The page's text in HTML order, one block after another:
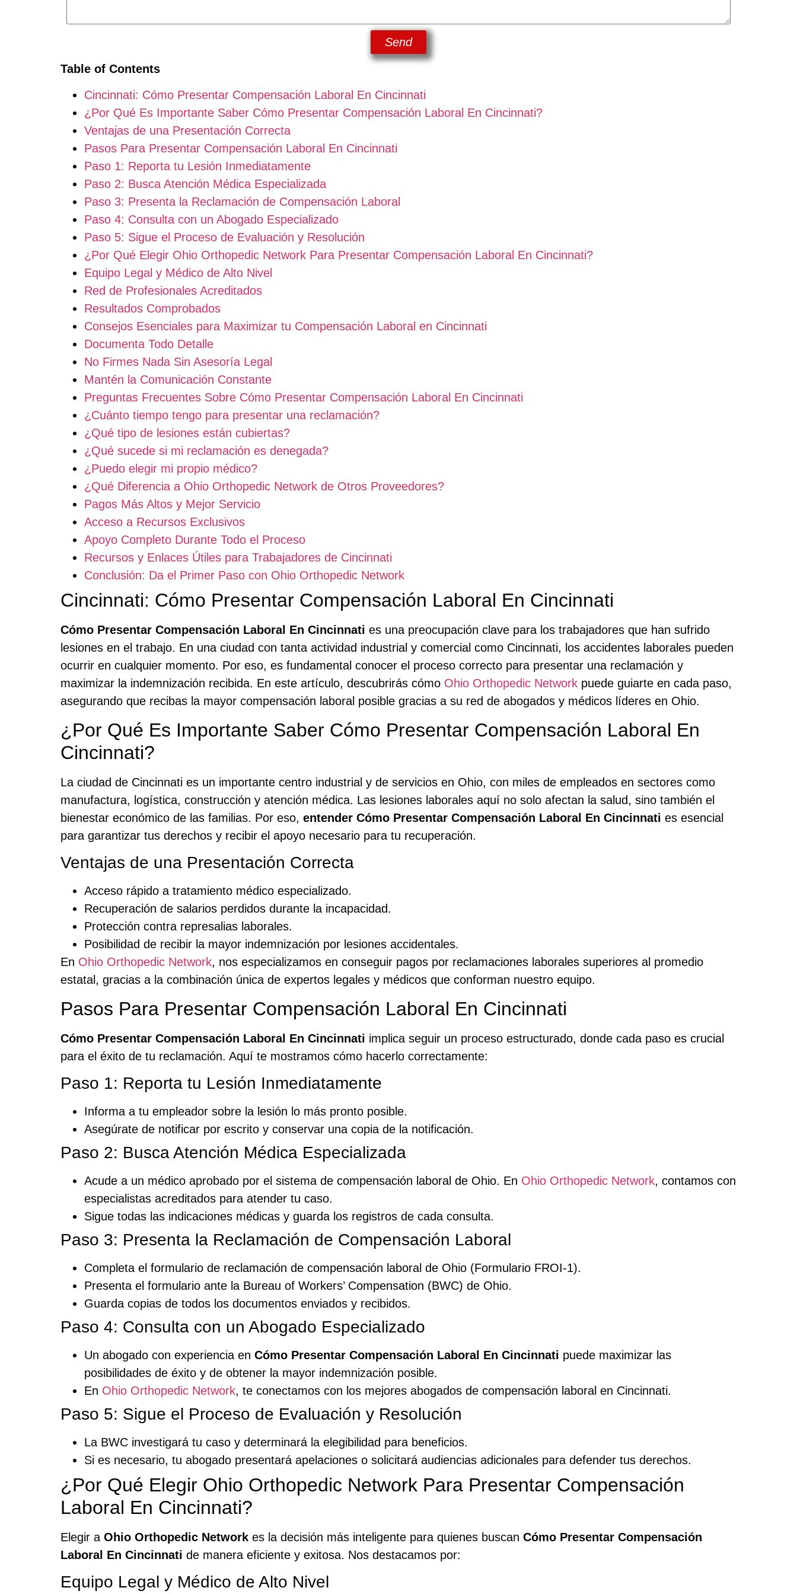
Send
Table of Contents
Cincinnati: Cómo Presentar Compensación Laboral En Cincinnati
¿Por Qué Es Importante Saber Cómo Presentar Compensación Laboral En Cincinnati?
Ventajas de una Presentación Correcta
Pasos Para Presentar Compensación Laboral En Cincinnati
Paso 1: Reporta tu Lesión Inmediatamente
Paso 2: Busca Atención Médica Especializada
Paso 3: Presenta la Reclamación de Compensación Laboral
Paso 4: Consulta con un Abogado Especializado
Paso 5: Sigue el Proceso de Evaluación y Resolución
¿Por Qué Elegir Ohio Orthopedic Network Para Presentar Compensación Laboral En Cincinnati?
Equipo Legal y Médico de Alto Nivel
Red de Profesionales Acreditados
Resultados Comprobados
Consejos Esenciales para Maximizar tu Compensación Laboral en Cincinnati
Documenta Todo Detalle
No Firmes Nada Sin Asesoría Legal
Mantén la Comunicación Constante
Preguntas Frecuentes Sobre Cómo Presentar Compensación Laboral En Cincinnati
¿Cuánto tiempo tengo para presentar una reclamación?
¿Qué tipo de lesiones están cubiertas?
¿Qué sucede si mi reclamación es denegada?
¿Puedo elegir mi propio médico?
¿Qué Diferencia a Ohio Orthopedic Network de Otros Proveedores?
Pagos Más Altos y Mejor Servicio
Acceso a Recursos Exclusivos
Apoyo Completo Durante Todo el Proceso
Recursos y Enlaces Útiles para Trabajadores de Cincinnati
Conclusión: Da el Primer Paso con Ohio Orthopedic Network
Cincinnati: Cómo Presentar Compensación Laboral En Cincinnati
Cómo Presentar Compensación Laboral En Cincinnati es una preocupación clave para los trabajadores que han sufrido
lesiones en el trabajo. En una ciudad con tanta actividad industrial y comercial como Cincinnati, los accidentes laborales pueden
ocurrir en cualquier momento. Por eso, es fundamental conocer el proceso correcto para presentar una reclamación y
maximizar la indemnización recibida. En este artículo, descubrirás cómo Ohio Orthopedic Network puede guiarte en cada paso,
asegurando que recibas la mayor compensación laboral posible gracias a su red de abogados y médicos líderes en Ohio.
¿Por Qué Es Importante Saber Cómo Presentar Compensación Laboral En
Cincinnati?
La ciudad de Cincinnati es un importante centro industrial y de servicios en Ohio, con miles de empleados en sectores como
manufactura, logística, construcción y atención médica. Las lesiones laborales aquí no solo afectan la salud, sino también el
bienestar económico de las familias. Por eso, entender Cómo Presentar Compensación Laboral En Cincinnati es esencial
para garantizar tus derechos y recibir el apoyo necesario para tu recuperación.
Ventajas de una Presentación Correcta
Acceso rápido a tratamiento médico especializado.
Recuperación de salarios perdidos durante la incapacidad.
Protección contra represalias laborales.
Posibilidad de recibir la mayor indemnización por lesiones accidentales.
En Ohio Orthopedic Network, nos especializamos en conseguir pagos por reclamaciones laborales superiores al promedio
estatal, gracias a la combinación única de expertos legales y médicos que conforman nuestro equipo.
Pasos Para Presentar Compensación Laboral En Cincinnati
Cómo Presentar Compensación Laboral En Cincinnati implica seguir un proceso estructurado, donde cada paso es crucial
para el éxito de tu reclamación. Aquí te mostramos cómo hacerlo correctamente:
Paso 1: Reporta tu Lesión Inmediatamente
Informa a tu empleador sobre la lesión lo más pronto posible.
Asegúrate de notificar por escrito y conservar una copia de la notificación.
Paso 2: Busca Atención Médica Especializada
Acude a un médico aprobado por el sistema de compensación laboral de Ohio. En Ohio Orthopedic Network, contamos con
especialistas acreditados para atender tu caso.
Sigue todas las indicaciones médicas y guarda los registros de cada consulta.
Paso 3: Presenta la Reclamación de Compensación Laboral
Completa el formulario de reclamación de compensación laboral de Ohio (Formulario FROI-1).
Presenta el formulario ante la Bureau of Workers’ Compensation (BWC) de Ohio.
Guarda copias de todos los documentos enviados y recibidos.
Paso 4: Consulta con un Abogado Especializado
Un abogado con experiencia en Cómo Presentar Compensación Laboral En Cincinnati puede maximizar las
posibilidades de éxito y de obtener la mayor indemnización posible.
En Ohio Orthopedic Network, te conectamos con los mejores abogados de compensación laboral en Cincinnati.
Paso 5: Sigue el Proceso de Evaluación y Resolución
La BWC investigará tu caso y determinará la elegibilidad para beneficios.
Si es necesario, tu abogado presentará apelaciones o solicitará audiencias adicionales para defender tus derechos.
¿Por Qué Elegir Ohio Orthopedic Network Para Presentar Compensación
Laboral En Cincinnati?
Elegir a Ohio Orthopedic Network es la decisión más inteligente para quienes buscan Cómo Presentar Compensación
Laboral En Cincinnati de manera eficiente y exitosa. Nos destacamos por:
Equipo Legal y Médico de Alto Nivel